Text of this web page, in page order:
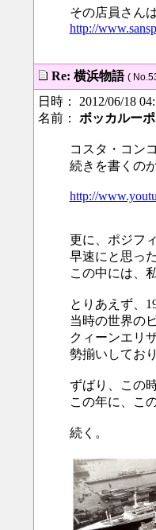
その店員さん
http://
Re: 横浜物語 (
日時： 2012/06/18
名前： ボッカルーポ
コスタ・コン
続きを書くの
http://
更に、ポジフ
早速にと思っ
この中には、
とりあえず、
当時の世界の
クィーンエリ
勢揃いしてお
ずばり、この
この年に、こ
続く。